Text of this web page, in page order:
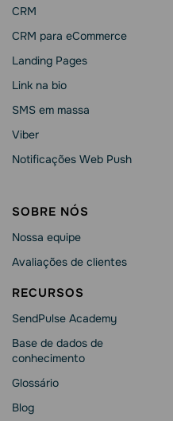
CRM
CRM para eCommerce
Landing Pages
Link na bio
SMS em massa
Viber
Notificações Web Push
SOBRE NÓS
Nossa equipe
Avaliações de clientes
RECURSOS
SendPulse Academy
Base de dados de
conhecimento
Glossário
Blog